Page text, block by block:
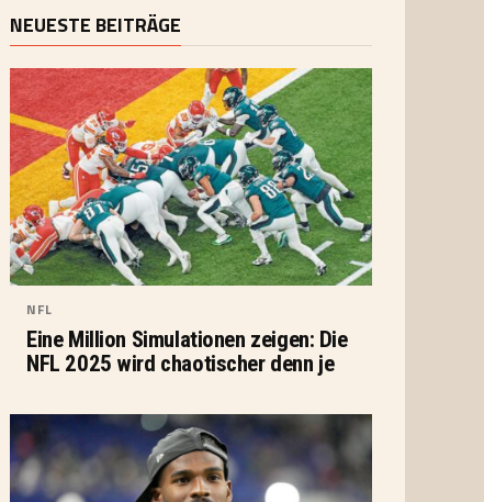
NEUESTE BEITRÄGE
NFL
Eine Million Simulationen zeigen: Die
NFL 2025 wird chaotischer denn je